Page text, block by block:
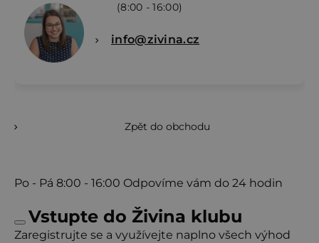
(8:00 - 16:00)
info@zivina.cz
Zpět do obchodu
Po - Pá 8:00 - 16:00 Odpovíme vám do 24 hodin
Vstupte do Živina klubu
Zaregistrujte se a využívejte naplno všech výhod